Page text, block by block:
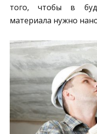
того, чтобы в
материала нужно